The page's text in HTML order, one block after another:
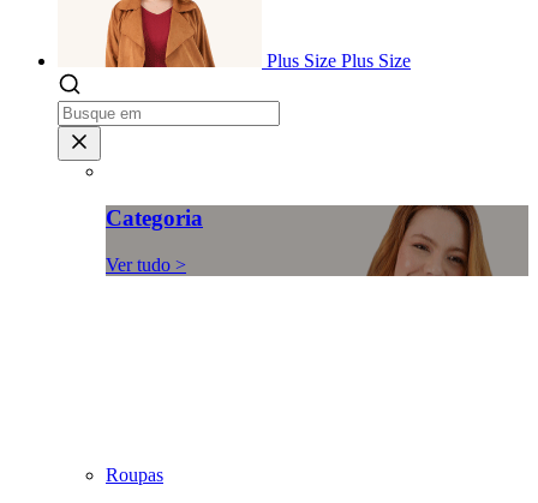
Plus Size Plus Size
Categoria
Ver tudo >
Roupas